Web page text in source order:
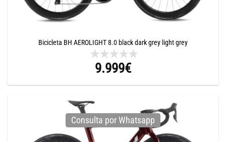
Bicicleta BH AEROLIGHT 8.0 black dark grey light grey
9.999€
Consulta por Whatsapp